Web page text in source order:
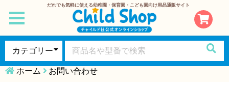
だれでも気軽に使える幼稚園・保育園・こども園向け用品通販サイト
toggle
navigation
ホーム お問い合わせ